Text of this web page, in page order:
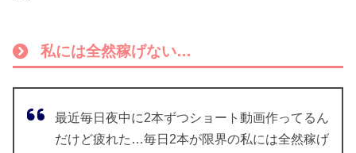
私には全然稼げない…
最近毎日夜中に2本ずつショート動画作ってるん
だけど疲れた…毎日2本が限界の私には全然稼げ